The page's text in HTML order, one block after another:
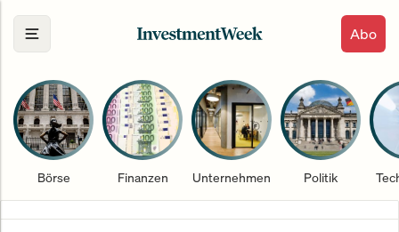
Abo
Börse Finanzen Unternehmen Politik